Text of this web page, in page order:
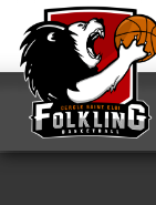
Panneau de